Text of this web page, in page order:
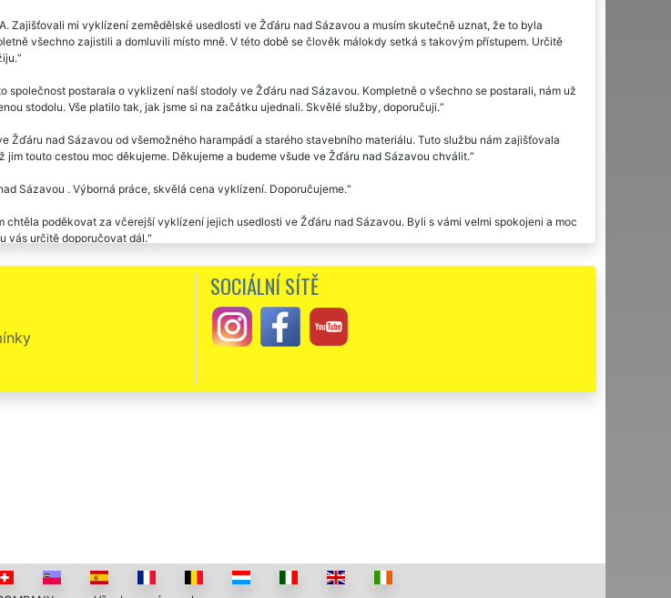
Zajišťovali mi vyklízení zemědělské usedlosti ve Žďáru nad Sázavou a musím skutečně uznat, že to byla
všechno zajistili a domluvili místo mně. V této době se člověk málokdy setká s takovým přístupem. Určitě
společnost postarala o vyklizení naší stodoly ve Žďáru nad Sázavou. Kompletně o všechno se postarali, nám už
stodolu. Vše platilo tak, jak jsme si na začátku ujednali. Skvělé služby, doporučuji.
Žďáru nad Sázavou od všemožného harampádí a starého stavebního materiálu. Tuto službu nám zajišťovala
jim touto cestou moc děkujeme. Děkujeme a budeme všude ve Žďáru nad Sázavou chválit.
Sázavou . Výborná práce, skvělá cena vyklízení. Doporučujeme.
chtěla poděkovat za včerejší vyklízení jejich usedlosti ve Žďáru nad Sázavou. Byli s vámi velmi spokojeni a moc
vás určitě doporučovat dál.
SOCIÁLNÍ SÍTĚ